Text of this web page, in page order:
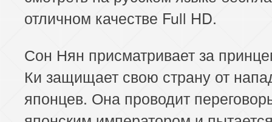
отличном качестве Full HD.
Сон Нян присматривает за
Ки защищает свою страну от
японцев. Она проводит